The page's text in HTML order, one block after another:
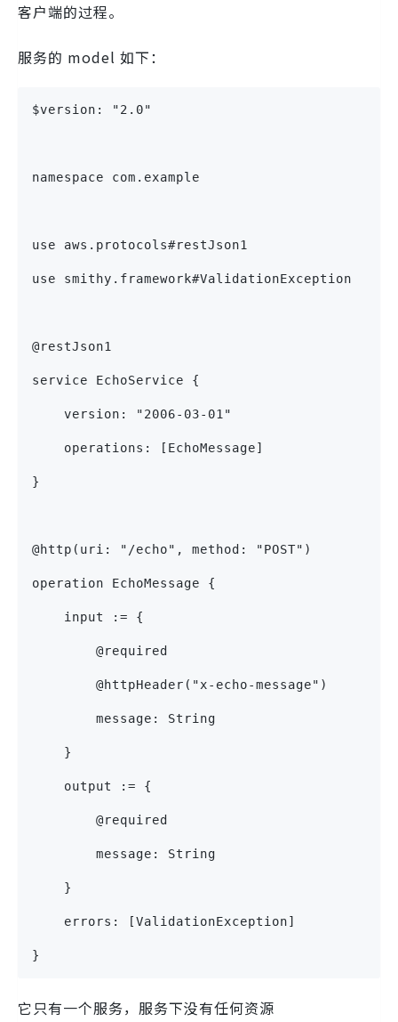
客户端的过程。
服务的 model 如下：
$version: "2.0"
namespace com.example
use aws.protocols#restJson1
use smithy.framework#ValidationException
@restJson1
service EchoService {
    version: "2006-03-01"
    operations: [EchoMessage]
}
@http(uri: "/echo", method: "POST")
operation EchoMessage {
    input := {
        @required
        @httpHeader("x-echo-message")
        message: String
    }
    output := {
        @required
        message: String
    }
    errors: [ValidationException]
}
它只有一个服务，服务下没有任何资源